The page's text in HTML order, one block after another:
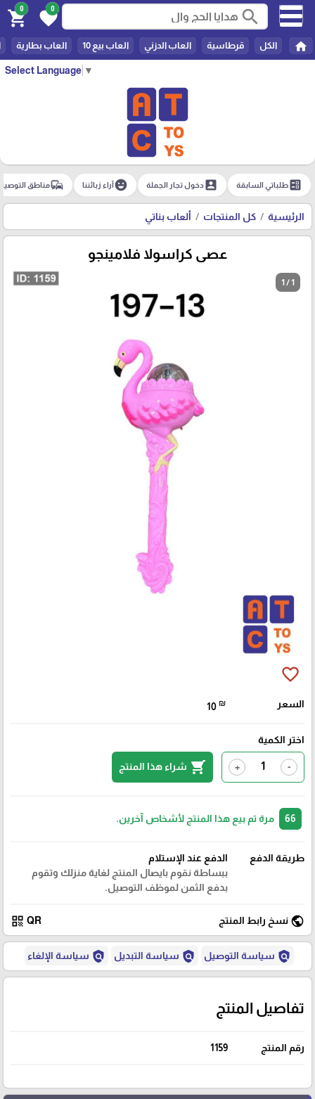
Select Language ▼
search
0
favorite
0
shopping_cart
home الكل قرطاسية العاب الدزني العاب بيع 10 العاب بطارية
ballotطلباتي السابقة account_boxدخول تجار الجملة emoji_emotionsآراء زبائننا commuteمناطق
الرئيسية كل المنتجات ألعاب بناتي
عصى كراسولا فلامينجو
1 / 1
favorite_border
السعر 10 ₪
اختر الكمية
-
+
shopping_cart شراء هذا المنتج
مرة تم بيع هذا المنتج لأشخاص آخرين.
طريقة الدفع
الدفع عند الإستلام
ببساطة نقوم بايصال المنتج لغاية منزلك وتقوم
بدفع الثمن لموظف التوصيل.
public نسخ رابط المنتج QR
qr_code
policy سياسة التوصيل policy سياسة التبديل policy سياسة الإلغاء
تفاصيل المنتج
رقم المنتج 1159